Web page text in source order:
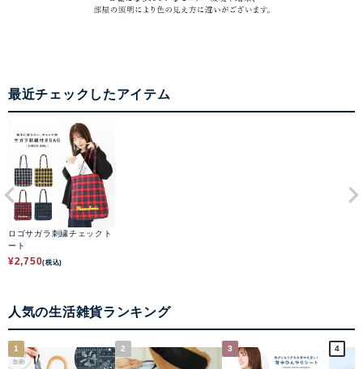
最近チェックしたアイテム
ロゴサガラ刺繍チェックト
ート
¥2,750(税込)
人気の生活雑貨ランキング
1 2 3 4